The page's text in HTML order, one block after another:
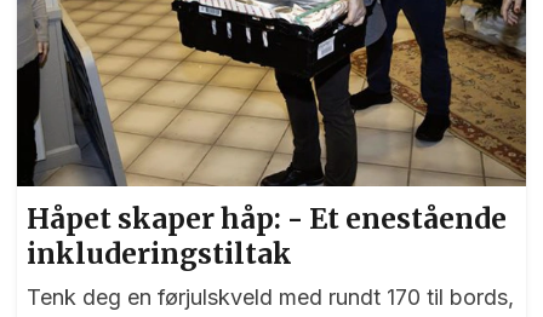
Håpet skaper håp: - Et enestående
inkluderingstiltak
Tenk deg en førjulskveld med rundt 170 til bords,